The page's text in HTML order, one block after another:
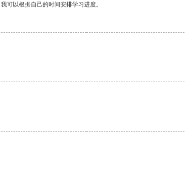
可以根据自己的时间安排学习进度。